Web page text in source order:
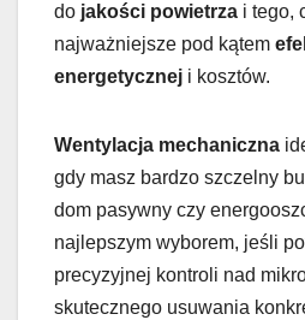
do jakości powietrza i tego,
najważniejsze pod kątem
energetycznej i kosztów.
Wentylacja mechaniczna
gdy masz bardzo szczelny
dom pasywny czy
najlepszym wyborem, jeśli
precyzyjnej kontroli nad
skutecznego usuwania